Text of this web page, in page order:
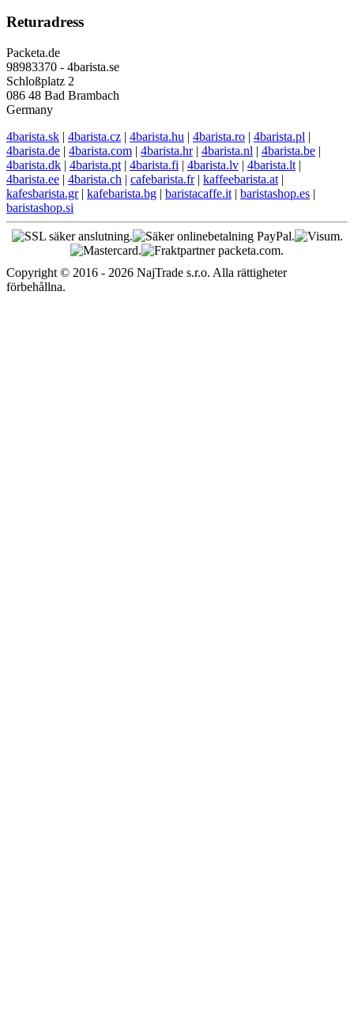
Returadress
Packeta.de
98983370 - 4barista.se
Schloßplatz 2
086 48 Bad Brambach
Germany
4barista.sk | 4barista.cz | 4barista.hu | 4barista.ro | 4barista.pl |
4barista.de | 4barista.com | 4barista.hr| 4barista.nl | 4barista.be |
4barista.dk | 4barista.pt | 4barista.fi | 4barista.lv | 4barista.lt |
4barista.ee | 4barista.ch | cafebarista.fr| kaffeebarista.at |
kafesbarista.gr| kafebarista.bg | baristacaffe.it | baristashop.es |
baristashop.si
Copyright © 2016 - 2026 NajTrade s.r.o. Alla rättigheter
förbehållna.